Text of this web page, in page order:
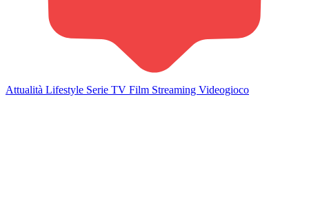
Attualità Lifestyle Serie TV Film Streaming Videogioco